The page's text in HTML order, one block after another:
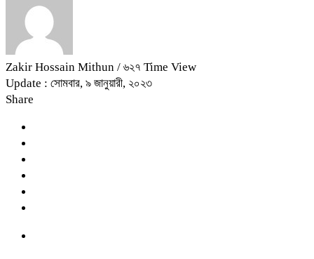
Zakir Hossain Mithun / ৬২৭ Time View
Update : সোমবার, ৯ জানুয়ারী, ২০২৩
Share